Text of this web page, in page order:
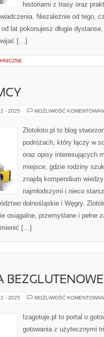
historiami z trasy oraz
Niezależnie od tego,
lat pokonujesz długie
[…]
- 2025 MOŻLIWOŚĆ
Zlotoloto.pl to blog
podróżach, który łączy w
oraz opisy interesujących
miejsce, gdzie rodziny
znajdą kompendium
najmłodszymi i nieco
dolnośląskie i Węgry.
osiągalne, przemyślane i pełne
[…]
BEZGLUTENOWE
- 2025 MOŻLIWOŚĆ
Izagotuje.pl to portal o
gotowania z użytecznymi